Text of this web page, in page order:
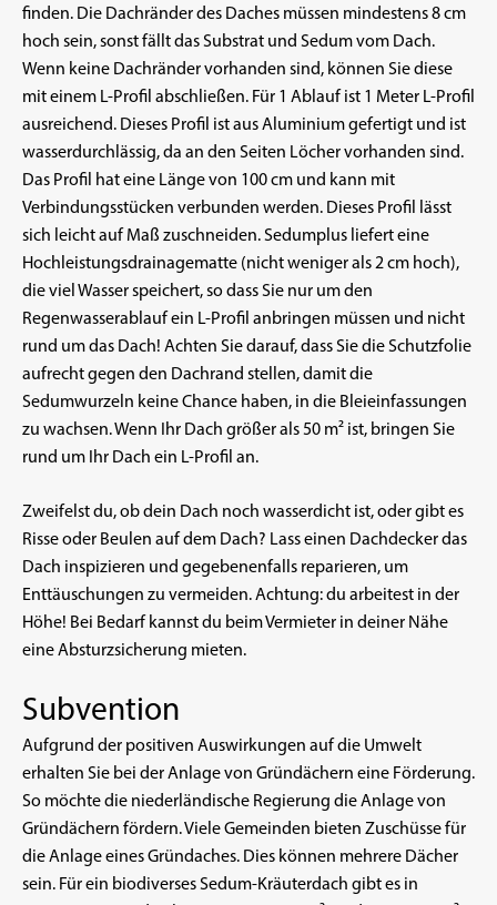
finden. Die Dachränder des Daches müssen mindestens 8 cm
hoch sein, sonst fällt das Substrat und Sedum vom Dach.
Wenn keine Dachränder vorhanden sind, können Sie diese
mit einem L-Profil abschließen. Für 1 Ablauf ist 1 Meter L-Profil
ausreichend. Dieses Profil ist aus Aluminium gefertigt und ist
wasserdurchlässig, da an den Seiten Löcher vorhanden sind.
Das Profil hat eine Länge von 100 cm und kann mit
Verbindungsstücken verbunden werden. Dieses Profil lässt
sich leicht auf Maß zuschneiden. Sedumplus liefert eine
Hochleistungsdrainagematte (nicht weniger als 2 cm hoch),
die viel Wasser speichert, so dass Sie nur um den
Regenwasserablauf ein L-Profil anbringen müssen und nicht
rund um das Dach! Achten Sie darauf, dass Sie die Schutzfolie
aufrecht gegen den Dachrand stellen, damit die
Sedumwurzeln keine Chance haben, in die Bleieinfassungen
zu wachsen. Wenn Ihr Dach größer als 50 m² ist, bringen Sie
rund um Ihr Dach ein L-Profil an.
Zweifelst du, ob dein Dach noch wasserdicht ist, oder gibt es
Risse oder Beulen auf dem Dach? Lass einen Dachdecker das
Dach inspizieren und gegebenenfalls reparieren, um
Enttäuschungen zu vermeiden. Achtung: du arbeitest in der
Höhe! Bei Bedarf kannst du beim Vermieter in deiner Nähe
eine Absturzsicherung mieten.
Subvention
Aufgrund der positiven Auswirkungen auf die Umwelt
erhalten Sie bei der Anlage von Gründächern eine Förderung.
So möchte die niederländische Regierung die Anlage von
Gründächern fördern. Viele Gemeinden bieten Zuschüsse für
die Anlage eines Gründaches. Dies können mehrere Dächer
sein. Für ein biodiverses Sedum-Kräuterdach gibt es in